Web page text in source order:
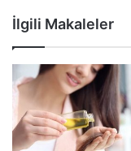
İlgili Makaleler